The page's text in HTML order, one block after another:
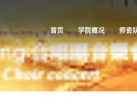
首页 学院概况 师资